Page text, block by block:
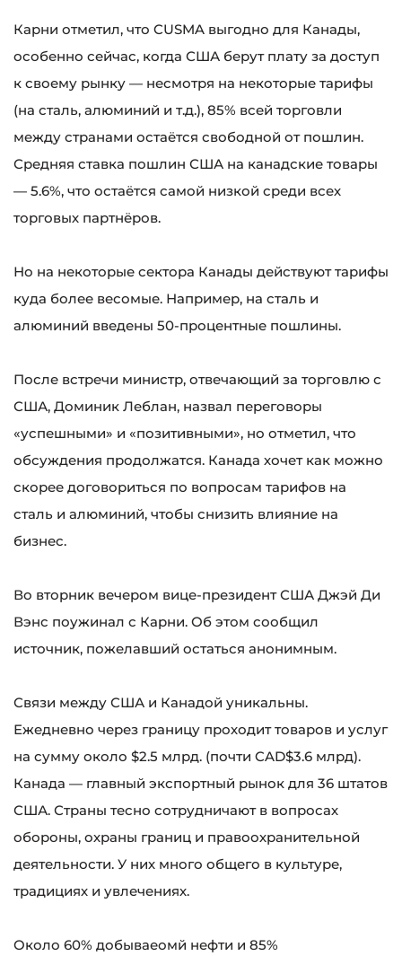
Карни отметил, что CUSMA выгодно для Канады,
особенно сейчас, когда США берут плату за доступ
к своему рынку — несмотря на некоторые тарифы
(на сталь, алюминий и т.д.), 85% всей торговли
между странами остаётся свободной от пошлин.
Средняя ставка пошлин США на канадские товары
— 5.6%, что остаётся самой низкой среди всех
торговых партнёров.
Но на некоторые сектора Канады действуют тарифы
куда более весомые. Например, на сталь и
алюминий введены 50-процентные пошлины.
После встречи министр, отвечающий за торговлю с
США, Доминик Леблан, назвал переговоры
«успешными» и «позитивными», но отметил, что
обсуждения продолжатся. Канада хочет как можно
скорее договориться по вопросам тарифов на
сталь и алюминий, чтобы снизить влияние на
бизнес.
Во вторник вечером вице-президент США Джэй Ди
Вэнс поужинал с Карни. Об этом сообщил
источник, пожелавший остаться анонимным.
Связи между США и Канадой уникальны.
Ежедневно через границу проходит товаров и услуг
на сумму около $2.5 млрд. (почти CAD$3.6 млрд).
Канада — главный экспортный рынок для 36 штатов
США. Страны тесно сотрудничают в вопросах
обороны, охраны границ и правоохранительной
деятельности. У них много общего в культуре,
традициях и увлечениях.
Около 60% добываеомй нефти и 85%